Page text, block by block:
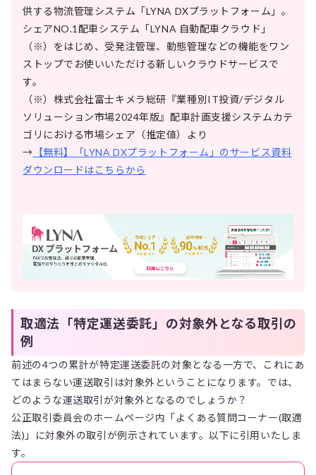
供する物流管理システム「LYNA DXプラットフォーム」。
シェアNO.1配車システム「LYNA 自動配車クラウド」
（※）をはじめ、受発注管理、動態管理などの機能をワン
ストップでお使いいただける新しいクラウドサービスで
す。
（※）株式会社富士キメラ総研『業種別IT投資/デジタル
ソリューション市場2024年版』配車計画支援システムカテ
ゴリにおける市場シェア（推定値）より
→ 【無料】「LYNA DXプラットフォーム」のサービス資料
ダウンロードはこちらから
取適法「特定運送委託」の対象外となる取引の
例
前述の4つの累計が特定運送委託の対象となる一方で、これにあ
てはまらない運送取引は対象外ということになります。では、
どのような運送取引が対象外となるのでしょうか？
公正取引委員会のホームページ内「よくある質問コーナー(取適
法)」に対象外の取引が例示されています。以下に引用いたしま
す。